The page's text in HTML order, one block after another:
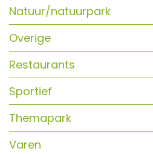
Natuur/natuurpark
Overige
Restaurants
Sportief
Themapark
Varen